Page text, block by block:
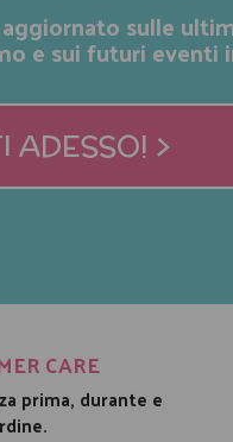
sulle
e sui futuri eventi
ADESSO! >
CARE
prima, durante e